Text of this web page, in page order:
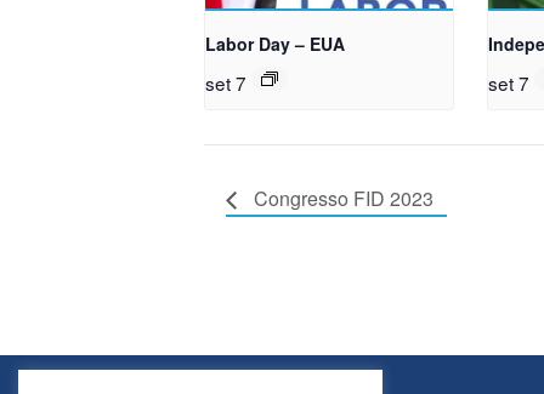
Labor Day – EUA
set 7 set 7
Congresso FID 2023